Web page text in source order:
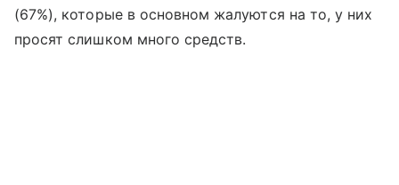
(67%), которые в основном жалуются на то, у них
просят слишком много средств.